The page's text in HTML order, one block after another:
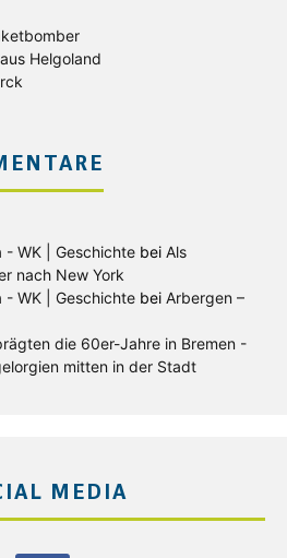
Helgoland
- WK | Geschichte bei Als
nach New York
- WK | Geschichte bei Arbergen –
die 60er-Jahre in Bremen -
mitten in der Stadt
MEDIA